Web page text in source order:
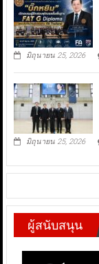
มิถุนายน 25, 2026
มิถุนายน 25, 2026
ผู้สนับสนุน